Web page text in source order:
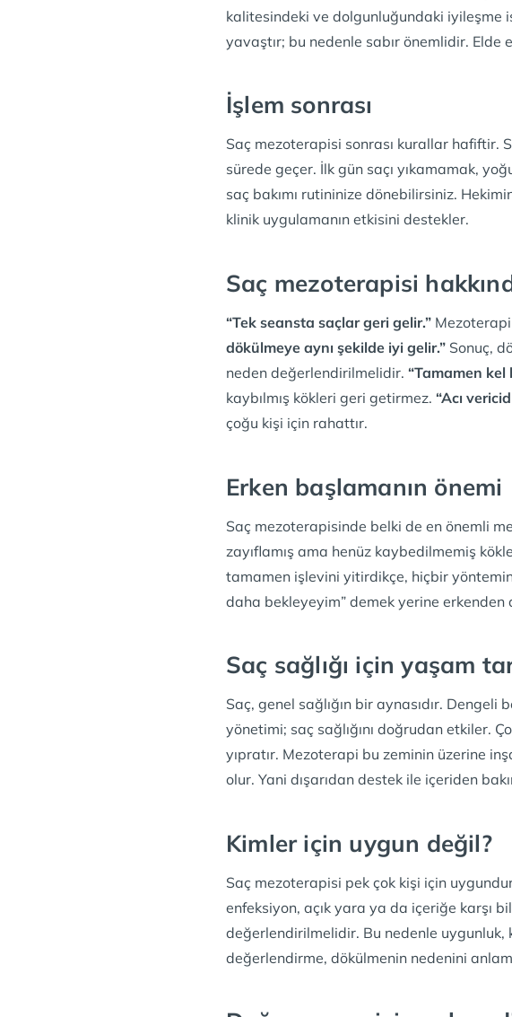
kalitesindeki ve dolgunluğundaki iyileşme
yavaştır; bu nedenle sabır önemlidir. Elde
İşlem sonrası
Saç mezoterapisi sonrası kurallar hafiftir.
sürede geçer. İlk gün saçı yıkamamak,
saç bakımı rutininize dönebilirsiniz.
klinik uygulamanın etkisini destekler.
Saç mezoterapisi
“Tek seansta saçlar geri gelir.” Mezoterapi
dökülmeye aynı şekilde iyi gelir.” Sonuç,
neden değerlendirilmelidir. “Tamamen kel
kaybılmış kökleri geri getirmez. “Acı
çoğu kişi için rahattır.
Erken başlamanın önemi
Saç mezoterapisinde belki de en önemli
zayıflamış ama henüz kaybedilmemiş
tamamen işlevini yitirdikçe, hiçbir
daha bekleyeyim” demek yerine erkenden
Saç sağlığı için yaşam
Saç, genel sağlığın bir aynasıdır.
yönetimi; saç sağlığını doğrudan etkiler.
yıpratır. Mezoterapi bu zeminin üzerine
olur. Yani dışarıdan destek ile içeriden
Kimler için uygun değil?
Saç mezoterapisi pek çok kişi için
enfeksiyon, açık yara ya da içeriğe karşı
değerlendirilmelidir. Bu nedenle uygunluk,
değerlendirme, dökülmenin nedenini